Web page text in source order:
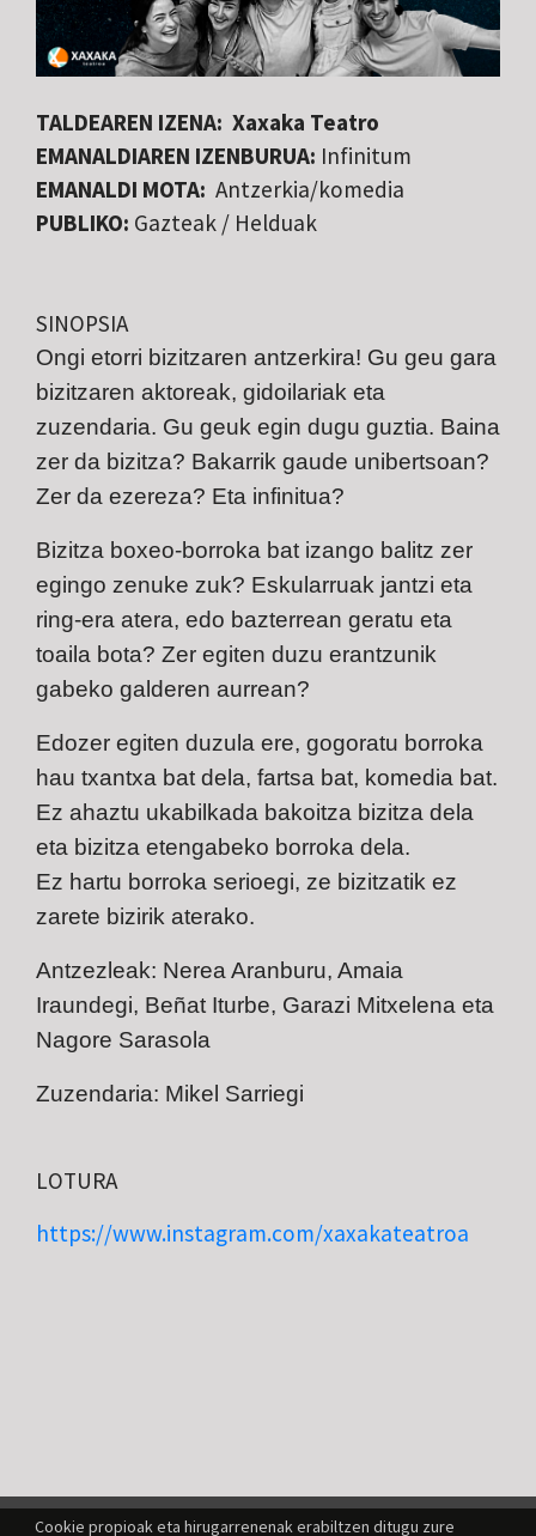
Cookie propioak eta hirugarrenenak erabiltzen ditugu zure
TALDEAREN IZENA: Xaxaka Teatro
EMANALDIAREN IZENBURUA: Infinitum
EMANALDI MOTA: Antzerkia/komedia
PUBLIKO: Gazteak / Helduak
SINOPSIA
Ongi etorri bizitzaren antzerkira! Gu geu gara
bizitzaren aktoreak, gidoilariak eta
zuzendaria. Gu geuk egin dugu guztia. Baina
zer da bizitza? Bakarrik gaude unibertsoan?
Zer da ezereza? Eta infinitua?
Bizitza boxeo-borroka bat izango balitz zer
egingo zenuke zuk? Eskularruak jantzi eta
ring-era atera, edo bazterrean geratu eta
toaila bota? Zer egiten duzu erantzunik
gabeko galderen aurrean?
Edozer egiten duzula ere, gogoratu borroka
hau txantxa bat dela, fartsa bat, komedia bat.
Ez ahaztu ukabilkada bakoitza bizitza dela
eta bizitza etengabeko borroka dela.
Ez hartu borroka serioegi, ze bizitzatik ez
zarete bizirik aterako.
Antzezleak: Nerea Aranburu, Amaia
Iraundegi, Beñat Iturbe, Garazi Mitxelena eta
Nagore Sarasola
Zuzendaria: Mikel Sarriegi
LOTURA
https://www.instagram.com/xaxakateatroa